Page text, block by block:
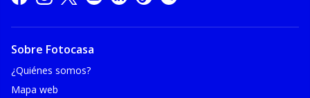
Sobre Fotocasa
¿Quiénes somos?
Mapa web